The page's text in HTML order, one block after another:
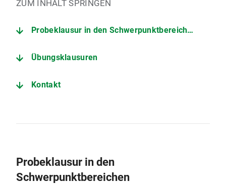
ZUM INHALT SPRINGEN
Probeklausur in den Schwerpunktbereichen
Übungsklausuren
Kontakt
Probeklausur in den
Schwerpunktbereichen